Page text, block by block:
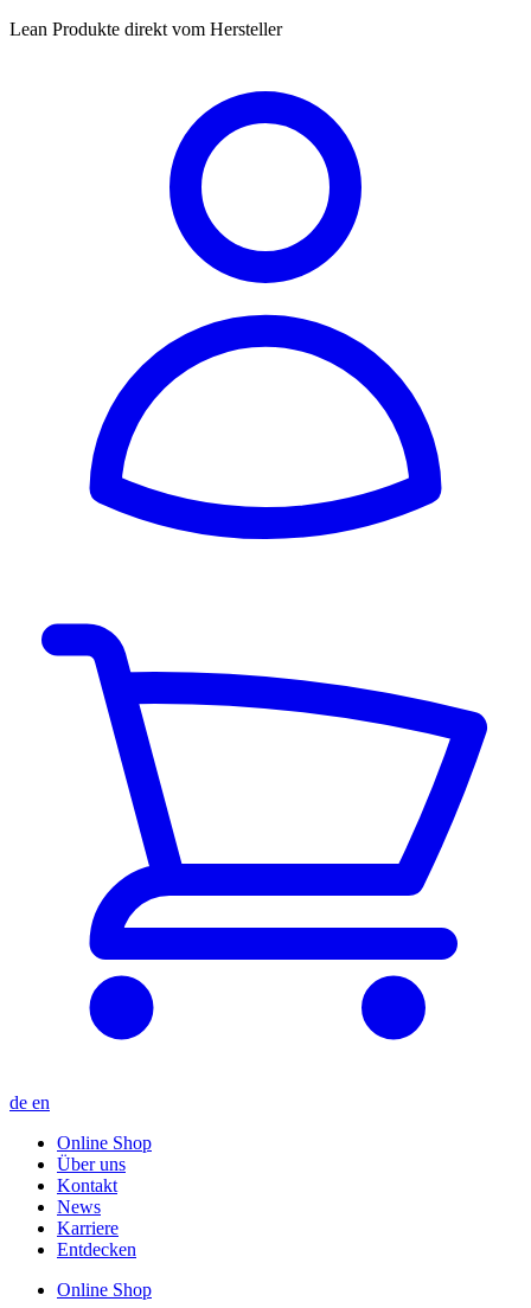
Lean Produkte direkt vom Hersteller
de en
Online Shop
Über uns
Kontakt
News
Karriere
Entdecken
Online Shop